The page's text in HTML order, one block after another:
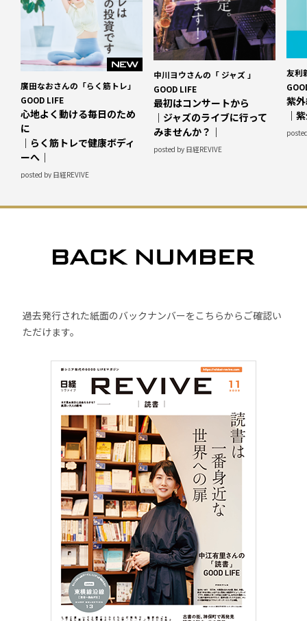
廣田なおさんの「らく筋トレ」
GOOD LIFE
心地よく動ける毎日のため
に
｜らく筋トレで健康ボディ
ーへ｜
posted by 日経REVIVE
中川ヨウさんの「 ジャズ 」
GOOD LIFE
最初はコンサートから
｜ジャズのライブに行って
みませんか？｜
posted by 日経REVIVE
友利
紫
｜
過去発行された紙面のバックナンバーをこちらからご確認い
ただけます。